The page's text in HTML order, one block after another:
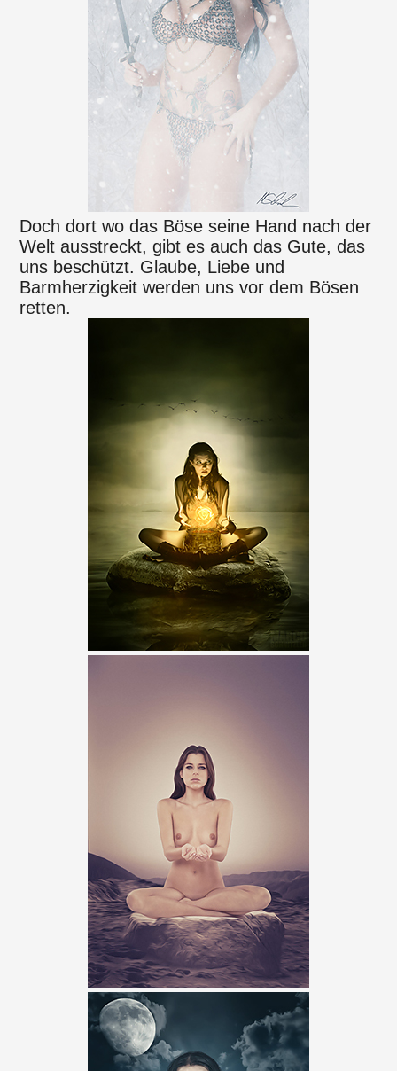
Doch dort wo das Böse seine Hand nach der
Welt ausstreckt, gibt es auch das Gute, das
uns beschützt. Glaube, Liebe und
Barmherzigkeit werden uns vor dem Bösen
retten.